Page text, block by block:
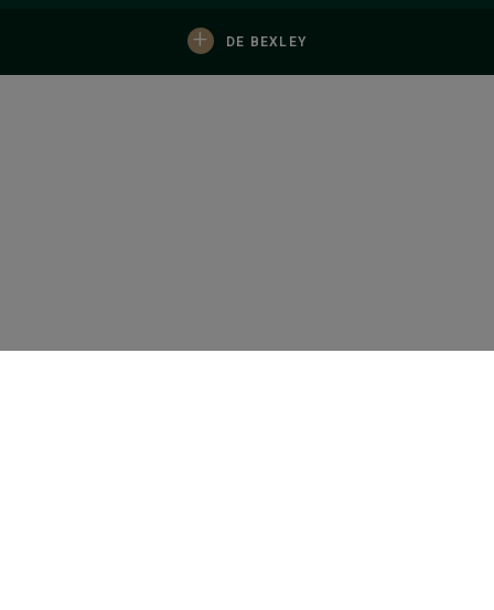
+ DE BEXLEY